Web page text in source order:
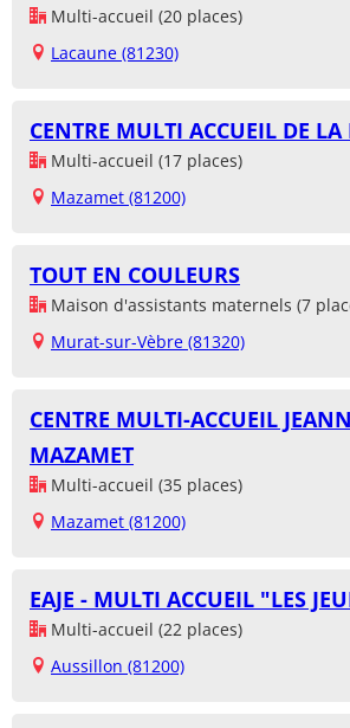
Multi-accueil (20 places)
Lacaune (81230)
CENTRE MULTI ACCUEIL DE LA
Multi-accueil (17 places)
Mazamet (81200)
TOUT EN COULEURS
Maison d'assistants maternels (7
Murat-sur-Vèbre (81320)
CENTRE MULTI-ACCUEIL
MAZAMET
Multi-accueil (35 places)
Mazamet (81200)
EAJE - MULTI ACCUEIL "LES
Multi-accueil (22 places)
Aussillon (81200)